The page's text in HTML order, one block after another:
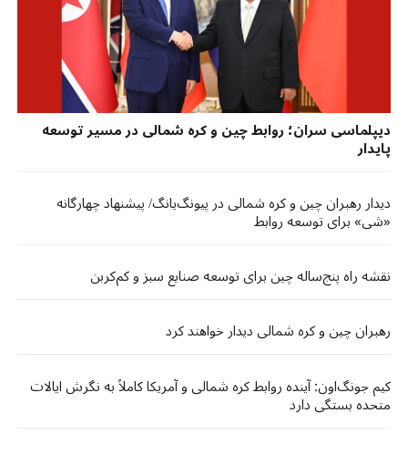
دیپلماسی سران؛ روابط چین و کره شمالی در مسیر توسعه
پایدار
دیدار رهبران چین و کره شمالی در پیونگ‌یانگ/ پیشنهاد چهارگانه
«شی» برای توسعه روابط
نقشه راه پنج‌ساله چین برای توسعه صنایع سبز و کم‌کربن
رهبران چین و کره شمالی دیدار خواهند کرد
کیم جونگ‌اون: آینده روابط کره شمالی و آمریکا کاملاً به نگرش ایالات
متحده بستگی دارد